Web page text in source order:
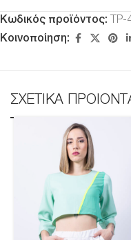
Κωδικός προϊόντος:
Κοινοποίηση:
ΣΧΕΤΙΚΑ